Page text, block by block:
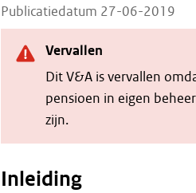
Publicatiedatum 27-06-2019
Vervallen
Dit V&A is vervallen
pensioen in eigen
zijn.
Inleiding